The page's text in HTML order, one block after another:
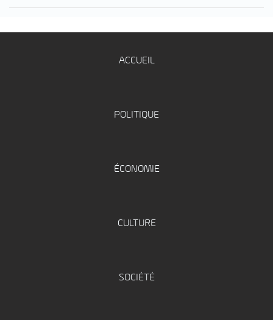
ACCUEIL
POLITIQUE
ÉCONOMIE
CULTURE
SOCIÉTÉ